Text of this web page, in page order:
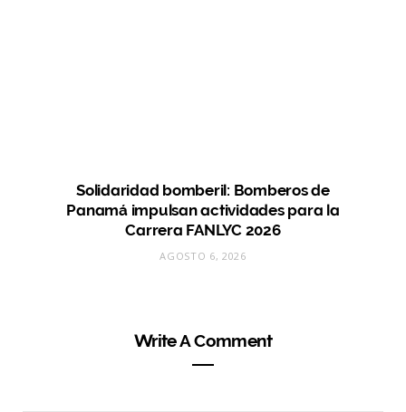
Solidaridad bomberil: Bomberos de
Panamá impulsan actividades para la
Carrera FANLYC 2026
AGOSTO 6, 2026
Write A Comment